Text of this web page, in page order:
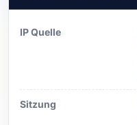
IP Quelle
Sitzung